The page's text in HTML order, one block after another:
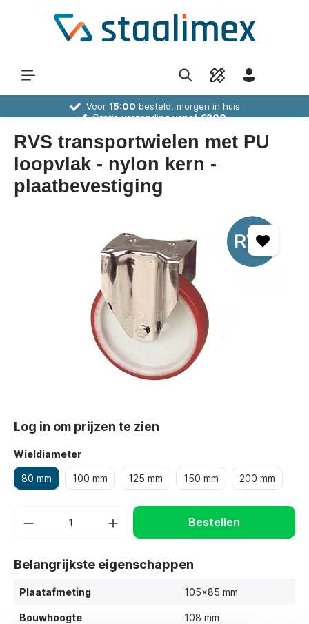
Voor 15:00 besteld, morgen in huis
Gratis verzending vanaf€300,-
RVS transportwielen met PU
loopvlak - nylon kern -
plaatbevestiging
Log in om prijzen te zien
Wieldiameter
80 mm 100 mm 125 mm 150 mm 200 mm
Bestellen
Belangrijkste eigenschappen
Plaatafmeting 105x85 mm
Bouwhoogte 108 mm